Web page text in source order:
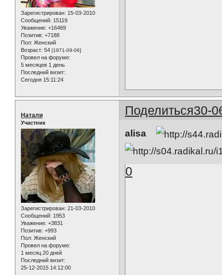
Зарегистрирован: 15-03-2010
Сообщений: 15119
Уважение: +16469
Позитив: +7188
Пол: Женский
Возраст: 54 [1971-09-06]
Провел на форуме:
5 месяцев 1 день
Последний визит:
Сегодня 15:11:24
Поделиться30-
Натали
Участник
Зарегистрирован: 21-03-2010
Сообщений: 1953
Уважение: +3831
Позитив: +993
Пол: Женский
Провел на форуме:
1 месяц 20 дней
Последний визит:
25-12-2015 14:12:00
alisa
0